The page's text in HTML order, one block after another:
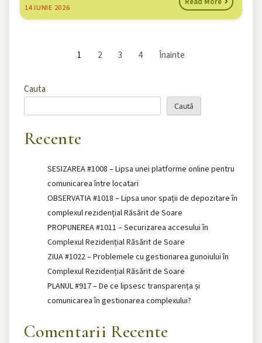
14IUNIE 2026
1 2 3 4 Înainte
Cauta
Caută
Recente
SESIZAREA #1008 – Lipsa unei platforme online pentru
comunicarea între locatari
OBSERVATIA #1018 – Lipsa unor spații de depozitare în
complexul rezidențial Răsărit de Soare
PROPUNEREA #1011 – Securizarea accesului în
Complexul Rezidențial Răsărit de Soare
ZIUA #1022 – Problemele cu gestionarea gunoiului în
Complexul Rezidențial Răsărit de Soare
PLANUL #917 – De ce lipsesc transparența și
comunicarea în gestionarea complexului?
Comentarii Recente